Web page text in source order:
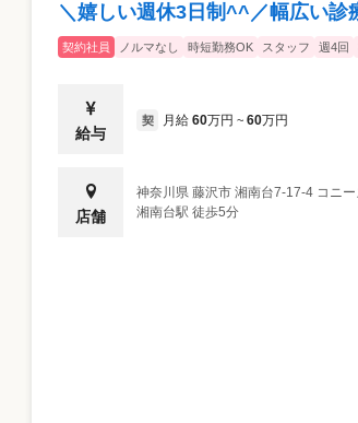
＼嬉しい週休3日制^^／幅広い診
契約社員 ノルマなし 時短勤務OK スタッフ 週4回
給与
契 月給 60万円 ~ 60万円
店舗
神奈川県 藤沢市 湘南台7-17-4 コニ
湘南台駅 徒歩5分